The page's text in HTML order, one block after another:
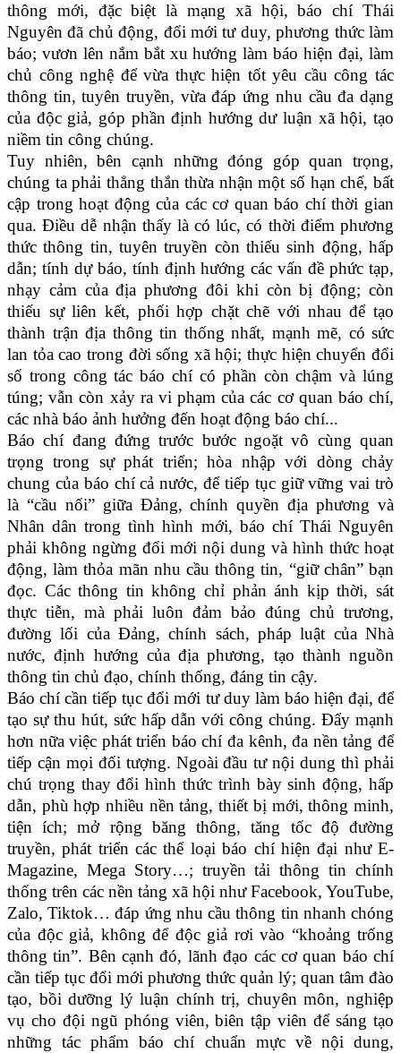
thông mới, đặc biệt là mạng xã hội, báo chí Thái
Nguyên đã chủ động, đổi mới tư duy, phương thức làm
báo; vươn lên nắm bắt xu hướng làm báo hiện đại, làm
chủ công nghệ để vừa thực hiện tốt yêu cầu công tác
thông tin, tuyên truyền, vừa đáp ứng nhu cầu đa dạng
của độc giả, góp phần định hướng dư luận xã hội, tạo
niềm tin công chúng.
Tuy nhiên, bên cạnh những đóng góp quan trọng,
chúng ta phải thẳng thắn thừa nhận một số hạn chế, bất
cập trong hoạt động của các cơ quan báo chí thời gian
qua. Điều dễ nhận thấy là có lúc, có thời điểm phương
thức thông tin, tuyên truyền còn thiếu sinh động, hấp
dẫn; tính dự báo, tính định hướng các vấn đề phức tạp,
nhạy cảm của địa phương đôi khi còn bị động; còn
thiếu sự liên kết, phối hợp chặt chẽ với nhau để tạo
thành trận địa thông tin thống nhất, mạnh mẽ, có sức
lan tỏa cao trong đời sống xã hội; thực hiện chuyển đổi
số trong công tác báo chí có phần còn chậm và lúng
túng; vẫn còn xảy ra vi phạm của các cơ quan báo chí,
các nhà báo ảnh hưởng đến hoạt động báo chí...
Báo chí đang đứng trước bước ngoặt vô cùng quan
trọng trong sự phát triển; hòa nhập với dòng chảy
chung của báo chí cả nước, để tiếp tục giữ vững vai trò
là “cầu nối” giữa Đảng, chính quyền địa phương và
Nhân dân trong tình hình mới, báo chí Thái Nguyên
phải không ngừng đổi mới nội dung và hình thức hoạt
động, làm thỏa mãn nhu cầu thông tin, “giữ chân” bạn
đọc. Các thông tin không chỉ phản ánh kịp thời, sát
thực tiễn, mà phải luôn đảm bảo đúng chủ trương,
đường lối của Đảng, chính sách, pháp luật của Nhà
nước, định hướng của địa phương, tạo thành nguồn
thông tin chủ đạo, chính thống, đáng tin cậy.
Báo chí cần tiếp tục đổi mới tư duy làm báo hiện đại, để
tạo sự thu hút, sức hấp dẫn với công chúng. Đẩy mạnh
hơn nữa việc phát triển báo chí đa kênh, đa nền tảng để
tiếp cận mọi đối tượng. Ngoài đầu tư nội dung thì phải
chú trọng thay đổi hình thức trình bày sinh động, hấp
dẫn, phù hợp nhiều nền tảng, thiết bị mới, thông minh,
tiện ích; mở rộng băng thông, tăng tốc độ đường
truyền, phát triển các thể loại báo chí hiện đại như E-
Magazine, Mega Story…; truyền tải thông tin chính
thống trên các nền tảng xã hội như Facebook, YouTube,
Zalo, Tiktok… đáp ứng nhu cầu thông tin nhanh chóng
của độc giả, không để độc giả rơi vào “khoảng trống
thông tin”. Bên cạnh đó, lãnh đạo các cơ quan báo chí
cần tiếp tục đổi mới phương thức quản lý; quan tâm đào
tạo, bồi dưỡng lý luận chính trị, chuyên môn, nghiệp
vụ cho đội ngũ phóng viên, biên tập viên để sáng tạo
những tác phẩm báo chí chuẩn mực về nội dung,